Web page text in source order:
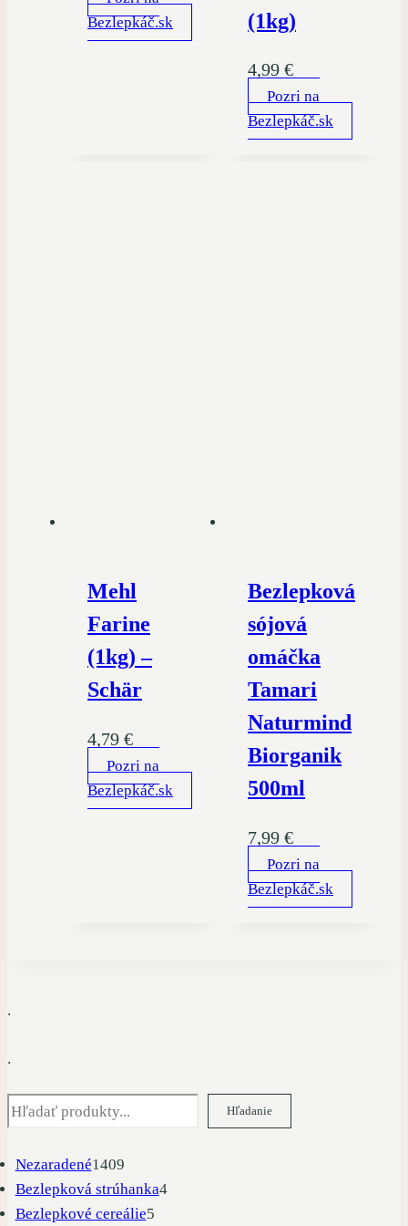
Bezlepkáč.sk
(1kg)
4,99 €
Pozri na
Bezlepkáč.sk
Mehl
Farine
(1kg) –
Schär
4,79 €
Pozri na
Bezlepkáč.sk
Bezlepková
sójová
omáčka
Tamari
Naturmind
Biorganik
500ml
7,99 €
Pozri na
Bezlepkáč.sk
.
.
Hľadať Hľadanie
Nezaradené14091409
produktov
Bezlepková strúhanka44
Bezlepkové cereálie55